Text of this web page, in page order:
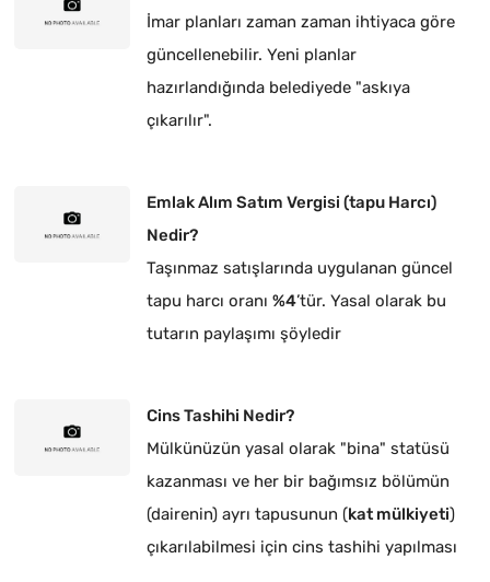
İmar planları zaman zaman ihtiyaca göre
güncellenebilir. Yeni planlar
hazırlandığında belediyede "askıya
çıkarılır".
Emlak Alım Satım Vergisi (tapu Harcı)
Nedir?
Taşınmaz satışlarında uygulanan güncel
tapu harcı oranı %4’tür. Yasal olarak bu
tutarın paylaşımı şöyledir
Cins Tashihi Nedir?
Mülkünüzün yasal olarak "bina" statüsü
kazanması ve her bir bağımsız bölümün
(dairenin) ayrı tapusunun (kat mülkiyeti)
çıkarılabilmesi için cins tashihi yapılması